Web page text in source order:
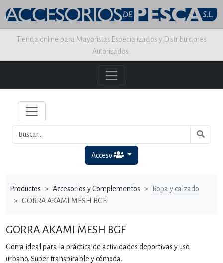
Tienda online para Mayoristas Especializados y Distribuidores
Autorizados.
Acceso
Productos Accesorios y Complementos
Ropa y calzado
GORRA AKAMI MESH BGF
GORRA AKAMI MESH BGF
Gorra ideal para la práctica de actividades deportivas y uso
urbano. Super transpirable y cómoda.